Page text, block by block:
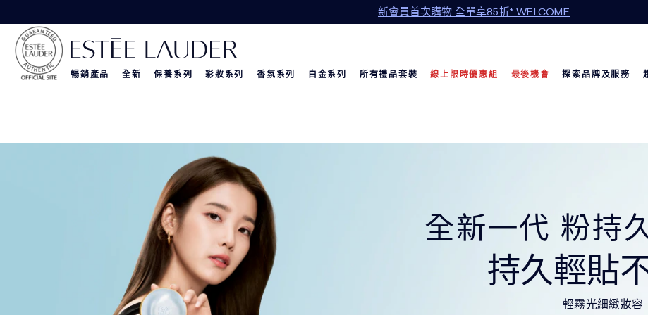
年中清倉限定：精選商品 5 折起
暢銷產品 全新 保養系列 彩妝系列 香氛系列 白金系列 所有禮品套裝 線上限時優惠組 最後機會 探索品牌及服務
全新一代 粉持
持久輕貼
輕霧光細緻妝容